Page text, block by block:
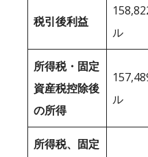
税引後利益
ル
所得税・固定
資産税控除後
の所得
ル
所得税、固定